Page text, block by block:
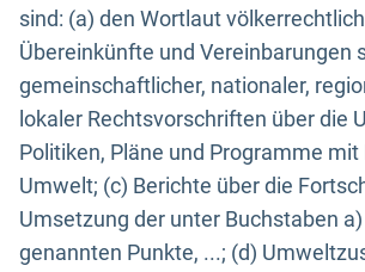
sind: (a) den Wortlaut
Übereinkünfte und Vereinbarungen
gemeinschaftlicher, nationaler,
lokaler Rechtsvorschriften über die
Politiken, Pläne und Programme mit
Umwelt; (c) Berichte über die
Umsetzung der unter Buchstaben
genannten Punkte, ...; (d)